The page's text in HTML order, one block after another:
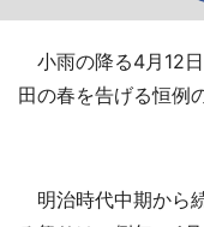
小雨の降る4月12
田の春を告げる恒例
明治時代中期から